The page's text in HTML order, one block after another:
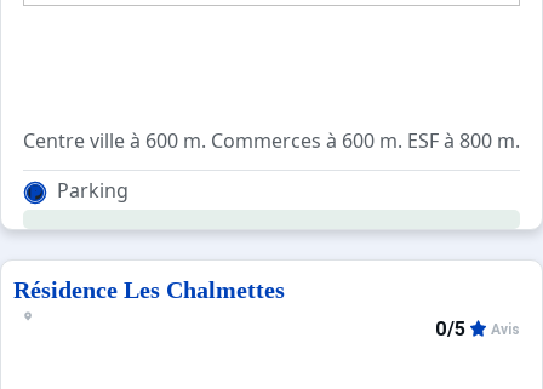
Centre ville à 600 m. Commerces à 600 m. ESF à 800 m.
Navette à proximité pour aller en pied de pistes et dans
Parking
Résidence Les Chalmettes
0/5 Avis